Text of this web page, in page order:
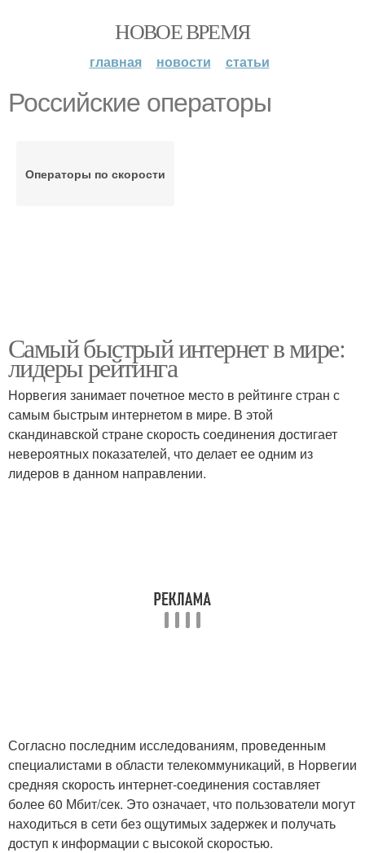
НОВОЕ ВРЕМЯ
главная новости статьи
Российские операторы
Операторы по скорости
Самый быстрый интернет в мире:
лидеры рейтинга
Норвегия занимает почетное место в рейтинге стран с
самым быстрым интернетом в мире. В этой
скандинавской стране скорость соединения достигает
невероятных показателей, что делает ее одним из
лидеров в данном направлении.
Согласно последним исследованиям, проведенным
специалистами в области телекоммуникаций, в Норвегии
средняя скорость интернет-соединения составляет
более 60 Мбит/сек. Это означает, что пользователи могут
находиться в сети без ощутимых задержек и получать
доступ к информации с высокой скоростью.